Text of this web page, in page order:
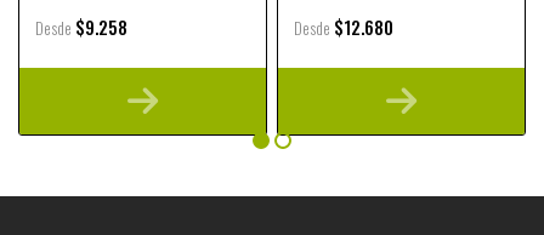
Desde $9.258 Desde $12.680